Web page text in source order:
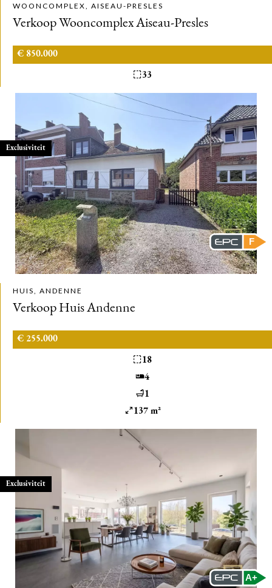
WOONCOMPLEX, AISEAU-PRESLES
Verkoop Wooncomplex Aiseau-Presles
€ 850.000
33
HUIS, ANDENNE
Verkoop Huis Andenne
€ 255.000
18
4
1
137 m²
Exclusiviteit
F
Exclusiviteit
A+